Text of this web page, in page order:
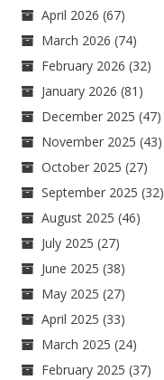
April 2026 (67)
March 2026 (74)
February 2026 (32)
January 2026 (81)
December 2025 (47)
November 2025 (43)
October 2025 (27)
September 2025 (32)
August 2025 (46)
July 2025 (27)
June 2025 (38)
May 2025 (27)
April 2025 (33)
March 2025 (24)
February 2025 (37)